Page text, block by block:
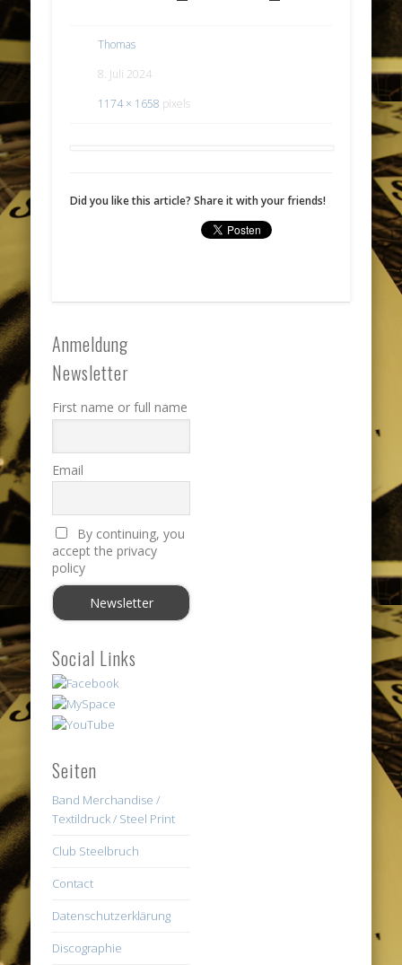
Thomas
8. Juli 2024
1174 × 1658 pixels
Did you like this article? Share it with your friends!
Anmeldung
Newsletter
First name or full name
Email
By continuing, you
accept the privacy
policy
Social Links
Seiten
Band Merchandise /
Textildruck / Steel Print
Club Steelbruch
Contact
Datenschutzerklärung
Discographie